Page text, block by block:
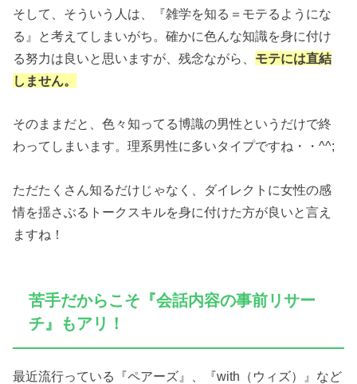
そして、そういう人は、『雑学を知る＝モテるようにな
る』と考えてしまいがち。確かに色んな知識を身に付け
る努力は良いと思いますが、残念ながら、 モテには直結
しません。
そのままだと、色々知ってる博識の男性というだけで終
わってしまいます。理系男性に多いタイプですね・・^^;
ただたくさん知るだけじゃなく、ダイレクトに女性の感
情を揺さぶるトークスキルを身に付けた方が良いと言え
ますね！
苦手だからこそ『会話内容の事前リサー
チ』もアリ！
最近流行っている『ペアーズ』、『with（ウィズ）』など